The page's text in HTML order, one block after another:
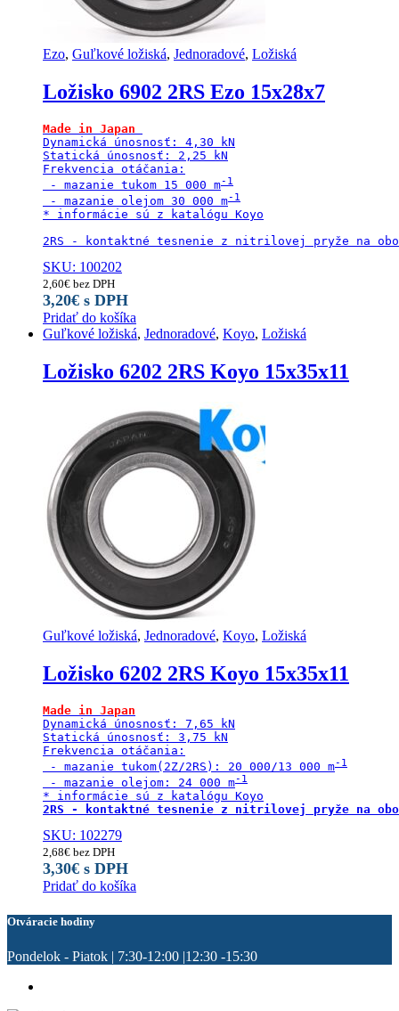
Ezo, Guľkové ložiská, Jednoradové, Ložiská
Ložisko 6902 2RS Ezo 15x28x7
Made in Japan
Dynamická únosnosť: 4,30 kN
Statická únosnosť: 2,25 kN
Frekvencia otáčania:
- mazanie tukom 15 000 m
- mazanie olejom 30 000 m
* informácie sú z katalógu Koyo
2RS - kontaktné tesnenie z nitrilovej pryže na
SKU: 100202
2,60€ bez DPH
3,20€ s DPH
Pridať do košíka
Guľkové ložiská, Jednoradové, Koyo, Ložiská
Ložisko 6202 2RS Koyo 15x35x11
Guľkové ložiská, Jednoradové, Koyo, Ložiská
Ložisko 6202 2RS Koyo 15x35x11
Made in Japan
Dynamická únosnosť: 7,65 kN
Statická únosnosť: 3,75 kN
Frekvencia otáčania:
- mazanie tukom(2Z/2RS): 20 000/13 000 m
- mazanie olejom: 24 000 m
2RS - kontaktné tesnenie z nitrilovej pryže na
SKU: 102279
2,68€ bez DPH
3,30€ s DPH
Pridať do košíka
Otváracie hodiny
Pondelok - Piatok | 7:30-12:00 |12:30 -15:30